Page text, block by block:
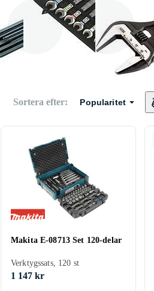
Ringnyckel
Ledhandtag
Sortera efter: Popularitet
Makita E-08713 Set 120-delar
Verktygssats, 120 st
1 147 kr